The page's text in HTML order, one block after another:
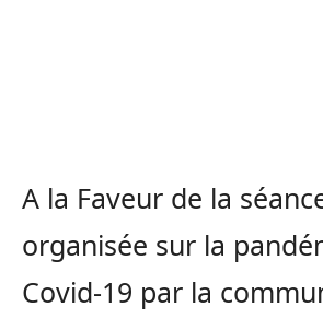
A la Faveur de la
organisée sur la
Covid-19 par la